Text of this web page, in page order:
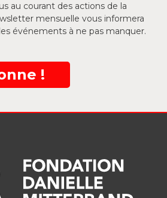
au courant des actions de la
mensuelle vous informera
événements à ne pas manquer.
!